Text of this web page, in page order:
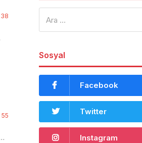
38
55
Sosyal
Facebook
Twitter
Instagram